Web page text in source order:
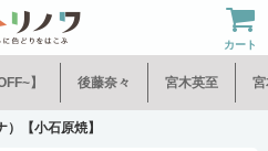
カート
】 後藤奈々 宮木英至 宮
【小石原焼】